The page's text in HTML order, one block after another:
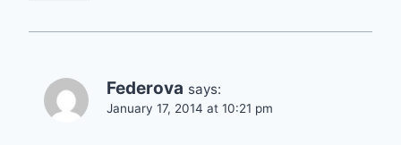
Federova says:
January 17, 2014 at 10:21 pm